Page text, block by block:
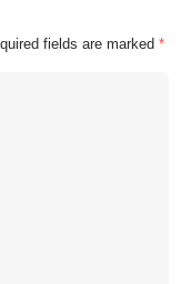
fields are marked *